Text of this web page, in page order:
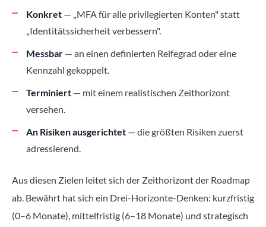
Konkret — „MFA für alle privilegierten Konten" statt
„Identitätssicherheit verbessern".
Messbar — an einen definierten Reifegrad oder eine
Kennzahl gekoppelt.
Terminiert — mit einem realistischen Zeithorizont
versehen.
An Risiken ausgerichtet — die größten Risiken zuerst
adressierend.
Aus diesen Zielen leitet sich der Zeithorizont der Roadmap
ab. Bewährt hat sich ein Drei-Horizonte-Denken: kurzfristig
(0–6 Monate), mittelfristig (6–18 Monate) und strategisch